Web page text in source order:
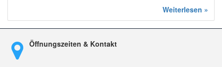
Weiterlesen »
Öffnungszeiten & Kontakt